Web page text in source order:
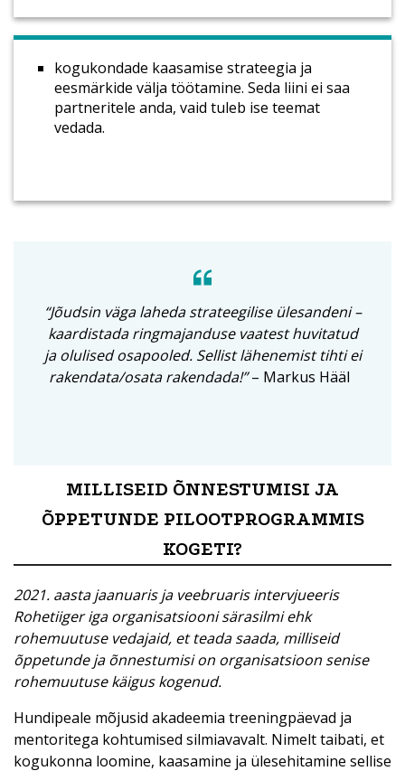
kogukondade kaasamise strateegia ja
eesmärkide välja töötamine. Seda liini ei saa
partneritele anda, vaid tuleb ise teemat
vedada.
“Jõudsin väga laheda strateegilise ülesandeni –
kaardistada ringmajanduse vaatest huvitatud
ja olulised osapooled. Sellist lähenemist tihti ei
rakendata/osata rakendada!”– Markus Hääl
MILLISEID ÕNNESTUMISI JA
ÕPPETUNDE PILOOTPROGRAMMIS
KOGETI?
2021. aasta jaanuaris ja veebruaris intervjueeris
Rohetiiger iga organisatsiooni särasilmi ehk
rohemuutuse vedajaid, et teada saada, milliseid
õppetunde ja õnnestumisi on organisatsioon senise
rohemuutuse käigus kogenud.
Hundipeale mõjusid akadeemia treeningpäevad ja
mentoritega kohtumised silmiavavalt. Nimelt taibati, et
kogukonna loomine, kaasamine ja ülesehitamine sellise